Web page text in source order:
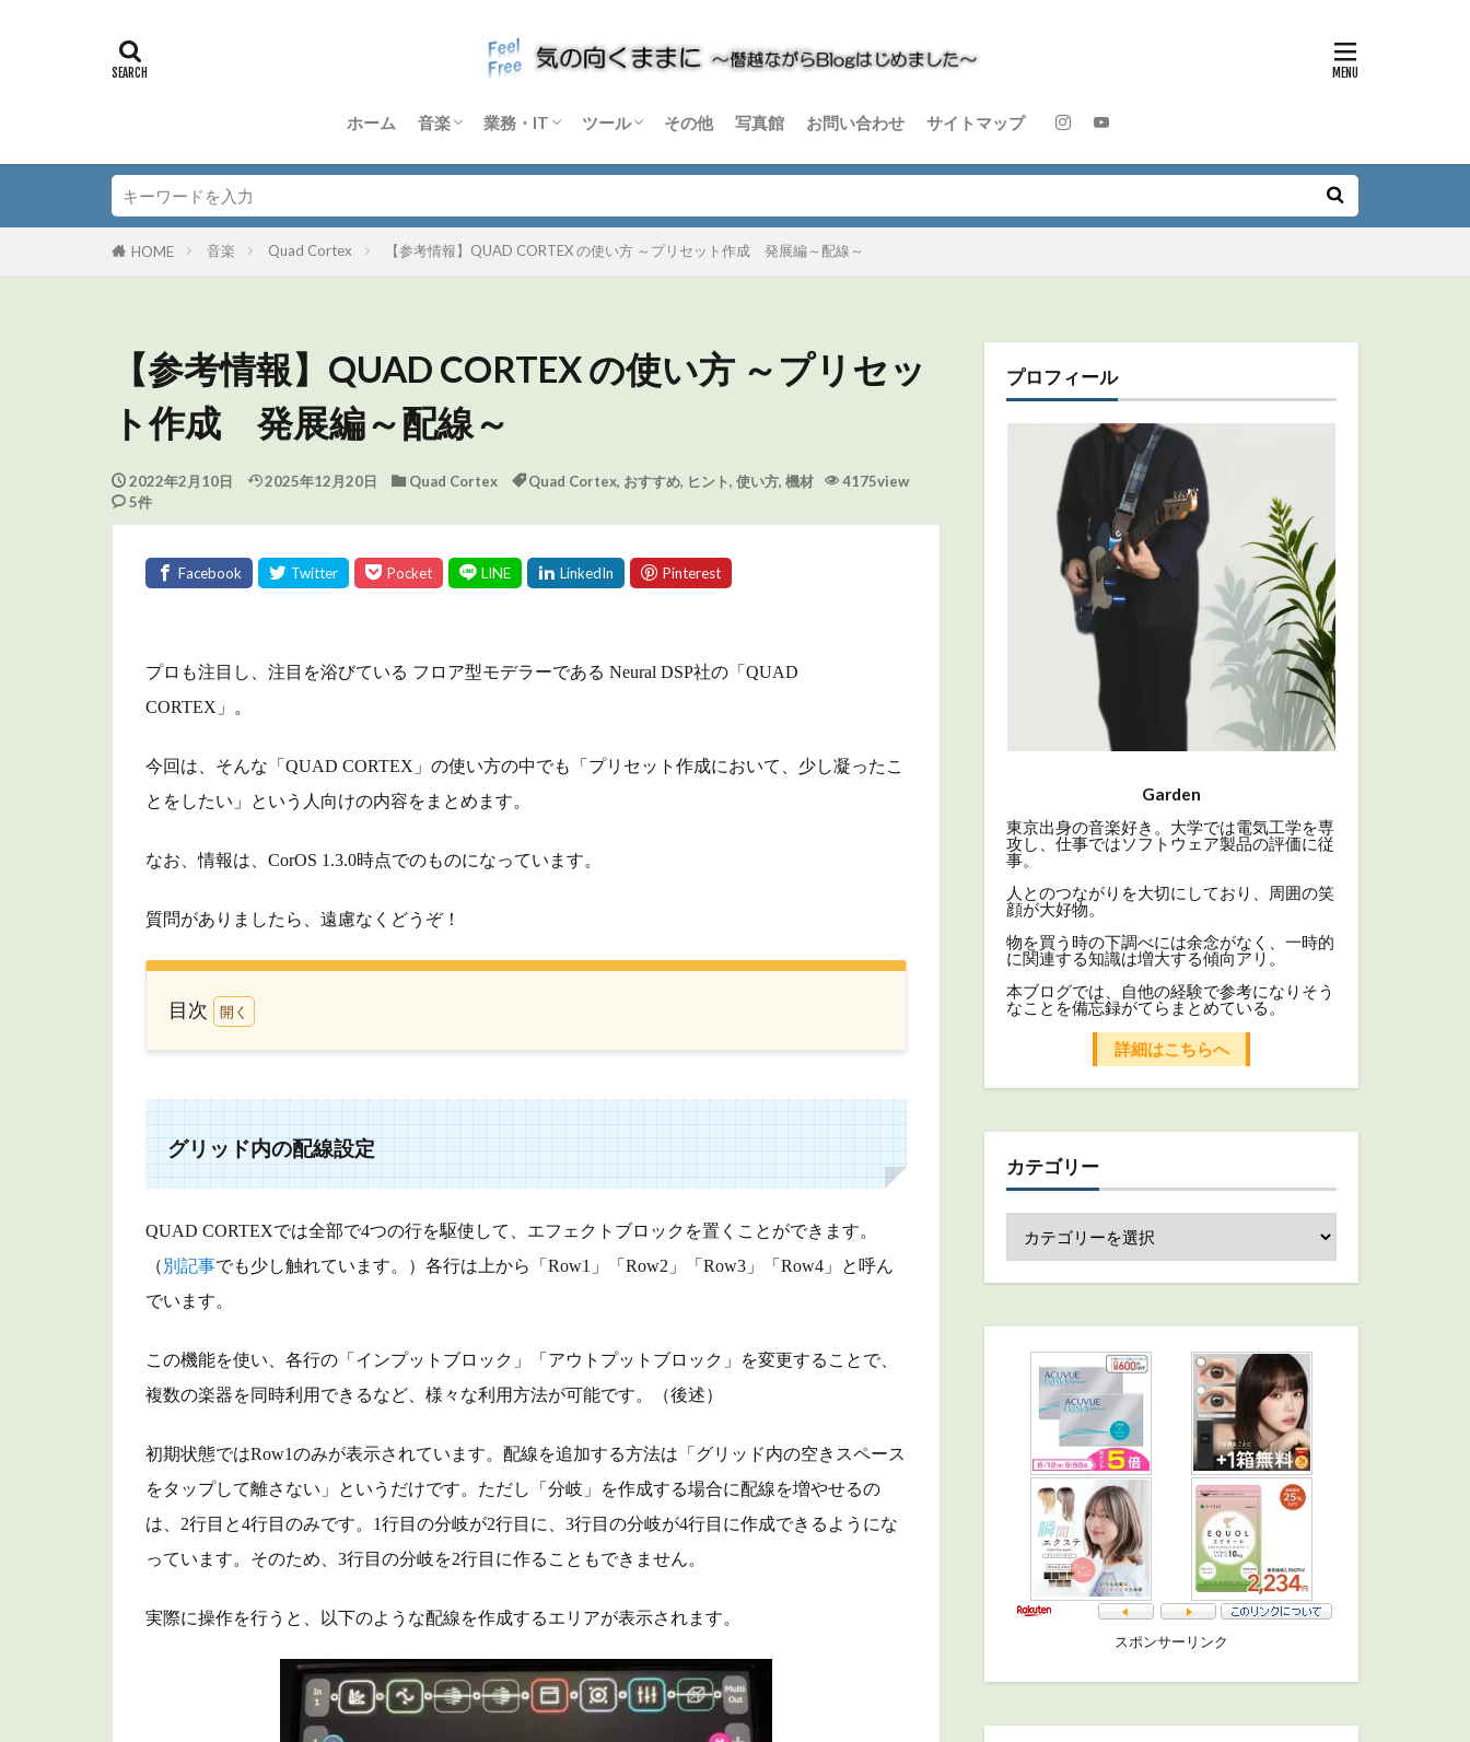
ホーム 音楽
DTM
Dorico
Anagram
Quad Cortex
TD-50SC-X
その他 音楽機材
音楽理論
業務・IT
Windows
Python
その他 業務・IT
ツール
Blender
DaVinci Resolve
Sikuli X
Dify
その他 ソフトウェア
ハードウェア
その他 写真館 お問い合わせ サイトマップ
HOME 音楽 Quad Cortex 【参考情報】QUAD CORTEX の使い方 ～プリセット作成 発展編～配線～
【参考情報】QUAD CORTEX の使い方 ～プリセッ
ト作成 発展編～配線～
2022年2月10日 2025年12月20日 Quad Cortex Quad Cortex, おすすめ, ヒント, 使い方, 機材
4175view
5件
プロも注目し、注目を浴びている フロア型モデラーである Neural DSP社の「QUAD
CORTEX」。
今回は、そんな「QUAD CORTEX」の使い方の中でも「プリセット作成において、少し凝ったこ
とをしたい」という人向けの内容を まとめます。
なお、情報は、CorOS 1.3.0時点でのものになっています。
質問がありましたら、遠慮なくどうぞ！
目次
リ
ッ
ド
内
配
設
定
配線
パタ
1.2
スプ
リッ
ター
ミキ
サー
グリッド内の配線設定
QUAD CORTEXでは全部で4つの行を駆使して、エフェクトブロックを置くことができます。
（ 別記事でも少し触れています。）各行は上から「Row1」「Row2」「Row3」「Row4」と呼ん
でいます。
この機能を使い、各行の「インプットブロック」「アウトプットブロック」を変更することで、
複数の楽器を同時利用できるなど、様々な利用方法が可能です。（後述）
初期状態ではRow1のみが表示されています。配線を追加する方法は「グリッド内の空きスペース
をタップして離さない」というだけです。ただし「分岐」を作成する場合に配線を増やせるの
は、2行目と4行目のみです。1行目の分岐が2行目に、3行目の分岐が4行目に作成できるようにな
っています。そのため、3行目の分岐を2行目に作ることもできません。
実際に操作を行うと、以下のような配線を作成するエリアが表示されます。
プロフィール
Garden
東京出身の音楽好き。大学では電気工学を専
攻し、仕事ではソフトウェア製品の評価に従
事。
人とのつながりを大切にしており、周囲の笑
顔が大好物。
物を買う時の下調べには余念がなく、一時的
に関連する知識は増大する傾向アリ。
本ブログでは、自他の経験で参考になりそう
なことを備忘録がてらまとめている。
詳細はこちらへ
カテゴリー
スポンサーリンク